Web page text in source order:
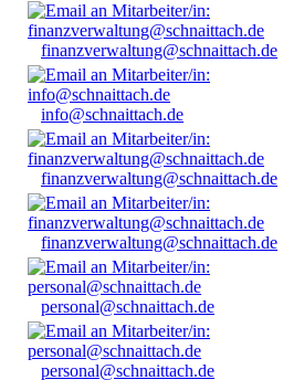
finanzverwaltung@schnaittach.de
info@schnaittach.de
finanzverwaltung@schnaittach.de
finanzverwaltung@schnaittach.de
personal@schnaittach.de
personal@schnaittach.de